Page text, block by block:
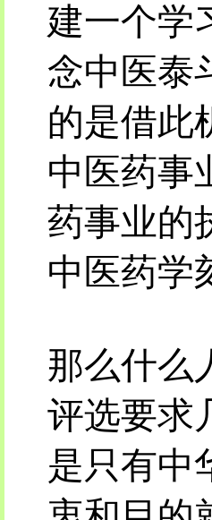
建一个学
念中医泰
的是借此
中医药事
药事业的
中医药学
那么什么
评选要求
是只有中